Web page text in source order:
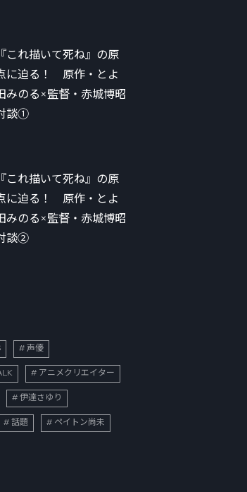
『これ描いて死ね』の原
に迫る！ 原作・とよ
みのる×監督・赤城博昭
談①
『これ描いて死ね』の原
に迫る！ 原作・とよ
みのる×監督・赤城博昭
談②
声優
アニメクリエイター
伊達さゆり
話題 ペイトン尚未